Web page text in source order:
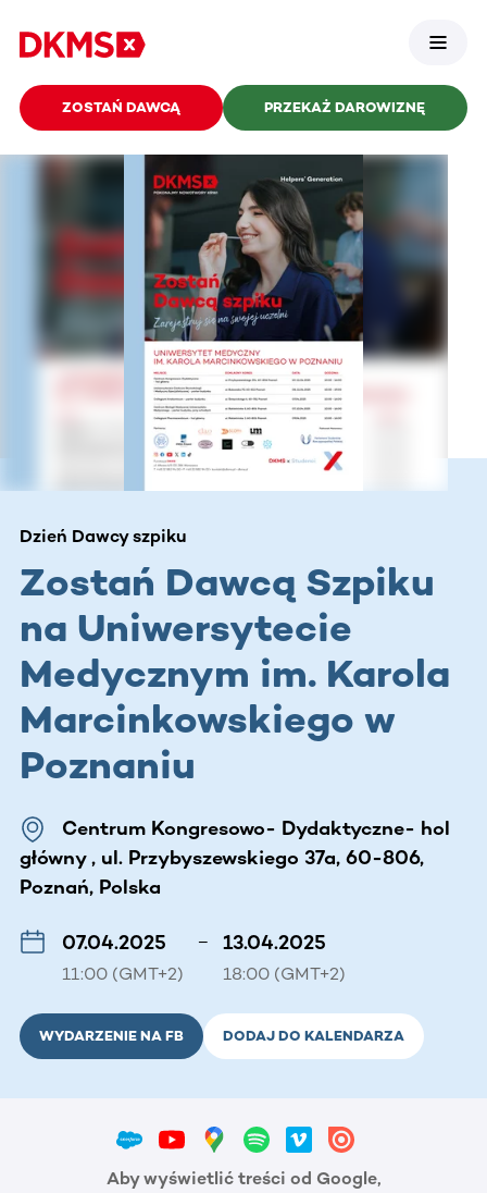
ZOSTAŃ DAWCĄ PRZEKAŻ DAROWIZNĘ
Dzień Dawcy szpiku
Zostań Dawcą Szpiku
na Uniwersytecie
Medycznym im. Karola
Marcinkowskiego w
Poznaniu
Centrum Kongresowo- Dydaktyczne- hol
główny , ul. Przybyszewskiego 37a, 60-806,
Poznań, Polska
07.04.2025
11:00 (GMT+2)
– 13.04.2025
18:00 (GMT+2)
WYDARZENIE NA FB DODAJ DO KALENDARZA
Aby wyświetlić treści od Google,